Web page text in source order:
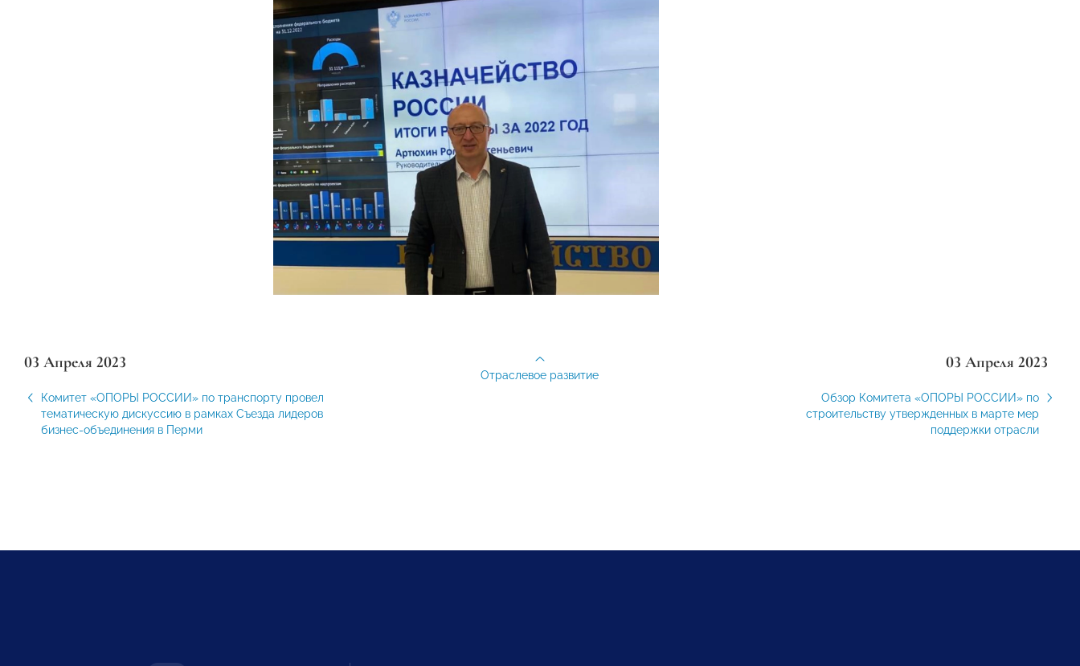
03 Апреля 2023
Комитет «ОПОРЫ РОССИИ» по транспорту провел
тематическую дискуссию в рамках Съезда лидеров
бизнес-объединения в Перми
03 Апреля 2023
Обзор Комитета «ОПОРЫ РОССИИ» по
строительству утвержденных в марте мер
поддержки отрасли
Отраслевое развитие